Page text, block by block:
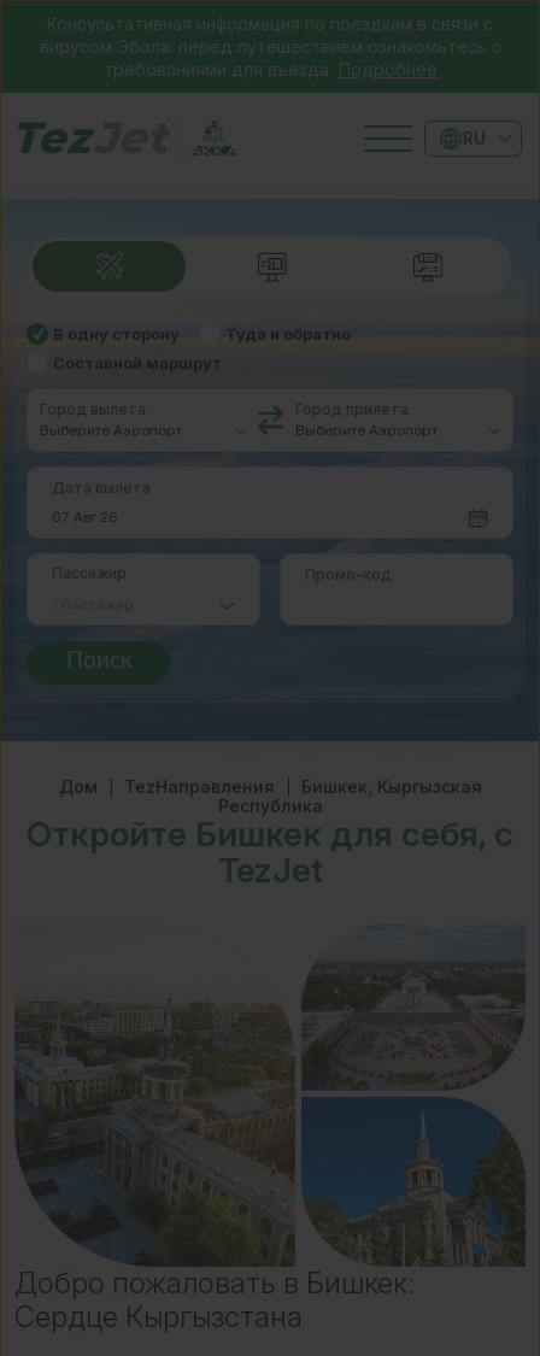
Консультативная информация по поездкам в связи с
вирусом Эбола: перед путешествием ознакомьтесь с
требованиями для въезда Подробнее
RU
В одну сторону
Туда и обратно
Составной маршрут
Город вылета Город прилета
Дата вылета
Пассажир Промо-код
Поиск
Дом TezНаправления
Бишкек, Кыргызская
Республика
Откройте Бишкек для себя, с
TezJet
Добро пожаловать в Бишкек:
Сердце Кыргызстана